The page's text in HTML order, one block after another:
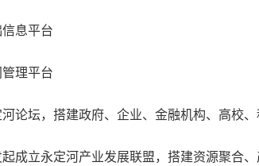
息平台
理平台
坛，搭建政府、企业、金融机构、高校、
立永定河产业发展联盟，搭建资源聚合、